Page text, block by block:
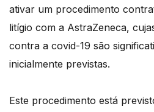
ativar um procedimento
litígio com a AstraZeneca,
contra a covid-19 são
inicialmente previstas.
Este procedimento está